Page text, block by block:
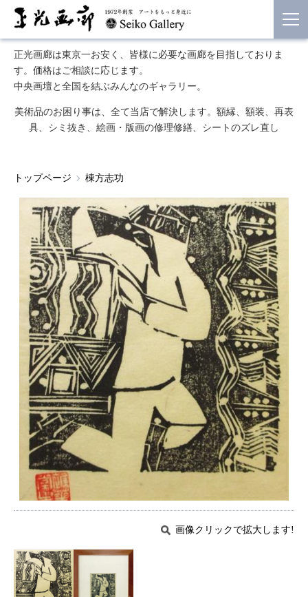
正光画廊は東京一お安く、皆様に必要な画廊を目指しておりま
す。価格はご相談に応じます。
中央画壇と全国を結ぶみんなのギャラリー。
美術品のお困り事は、全て当店で解決します。額縁、額装、再表
具、シミ抜き、絵画・版画の修理修繕、シートのズレ直し
トップページ 棟方志功
画像クリックで拡大します!